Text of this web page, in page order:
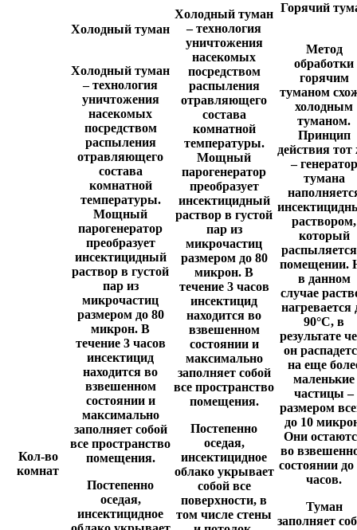
Кол-во
комнат
Холодный туман
Холодный туман
– технология
уничтожения
насекомых
посредством
распыления
отравляющего
состава
комнатной
температуры.
Мощный
парогенератор
преобразует
инсектицидный
раствор в густой
пар из
микрочастиц
размером до 80
микрон. В
течение 3 часов
инсектицид
находится во
взвешенном
состоянии и
максимально
заполняет собой
все пространство
помещения.
Постепенно
оседая,
инсектицидное
Холодный туман
– технология
уничтожения
насекомых
посредством
распыления
отравляющего
состава
комнатной
температуры.
Мощный
парогенератор
преобразует
инсектицидный
раствор в густой
пар из
микрочастиц
размером до 80
микрон. В
течение 3 часов
инсектицид
находится во
взвешенном
состоянии и
максимально
заполняет собой
все пространство
помещения.
Постепенно
оседая,
инсектицидное
облако укрывает
собой все
поверхности, в
том числе стены
Горячий
Метод
обработки
горячим
туманом
холодным
туманом.
Принцип
действия тот
– генератор
тумана
раствором,
который
помещении.
в данном
случае
нагревается
90°C, в
результате
он
на еще
маленькие
частицы –
размером
до 10
Они
во
состоянии до
часов.
Туман
заполняет